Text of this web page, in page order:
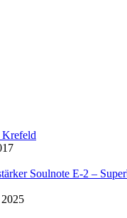
Krefeld
Soulnote E-2 –